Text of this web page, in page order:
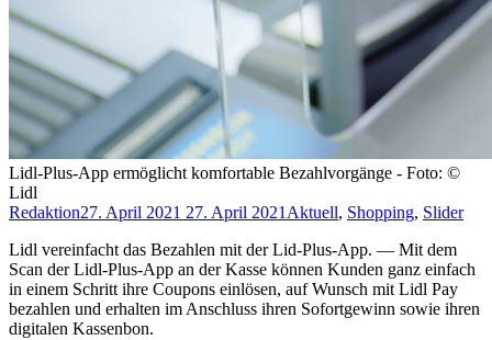
Lidl-Plus-App ermöglicht komfortable Bezahlvorgänge - Foto: ©
Lidl
Redaktion27. April 2021 27. April 2021 Aktuell, Shopping, Slider
Lidl vereinfacht das Bezahlen mit der Lid-Plus-App. — Mit dem
Scan der Lidl-Plus-App an der Kasse können Kunden ganz einfach
in einem Schritt ihre Coupons einlösen, auf Wunsch mit Lidl Pay
bezahlen und erhalten im Anschluss ihren Sofortgewinn sowie ihren
digitalen Kassenbon.